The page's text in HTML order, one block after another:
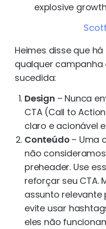
explosive
Heimes disse que
qualquer
sucedida:
Design – Nunca
CTA (Call to
claro e acionável
Conteúdo – Uma
não
preheader. Use
reforçar seu CTA.
assunto
evite usar
eles não